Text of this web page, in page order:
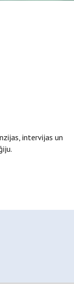
intervijas un